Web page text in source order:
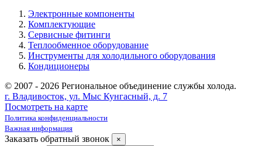
Электронные компоненты
Комплектующие
Сервисные фитинги
Теплообменное оборудование
Инструменты для холодильного оборудования
Кондиционеры
© 2007 - 2026 Региональное объединение службы холода.
г. Владивосток, ул. Мыс Кунгасный, д. 7
Посмотреть на карте
Политика конфиденциальности
Важная информация
Заказать обратный звонок ×